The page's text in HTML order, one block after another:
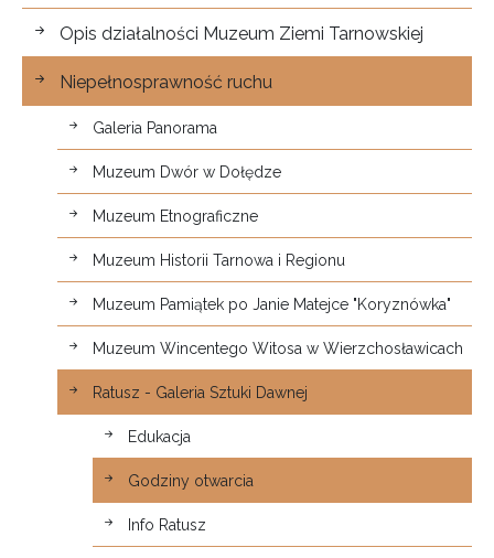
Opis działalności Muzeum Ziemi Tarnowskiej
Niepełnosprawność ruchu
Galeria Panorama
Muzeum Dwór w Dołędze
Muzeum Etnograficzne
Muzeum Historii Tarnowa i Regionu
Muzeum Pamiątek po Janie Matejce "Koryznówka"
Muzeum Wincentego Witosa w Wierzchosławicach
Ratusz - Galeria Sztuki Dawnej
Edukacja
Godziny otwarcia
Info Ratusz